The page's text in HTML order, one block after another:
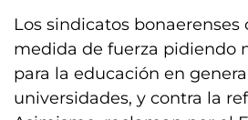
Los sindicatos bonaerenses
medida de fuerza pidiendo
para la educación en
universidades, y contra la